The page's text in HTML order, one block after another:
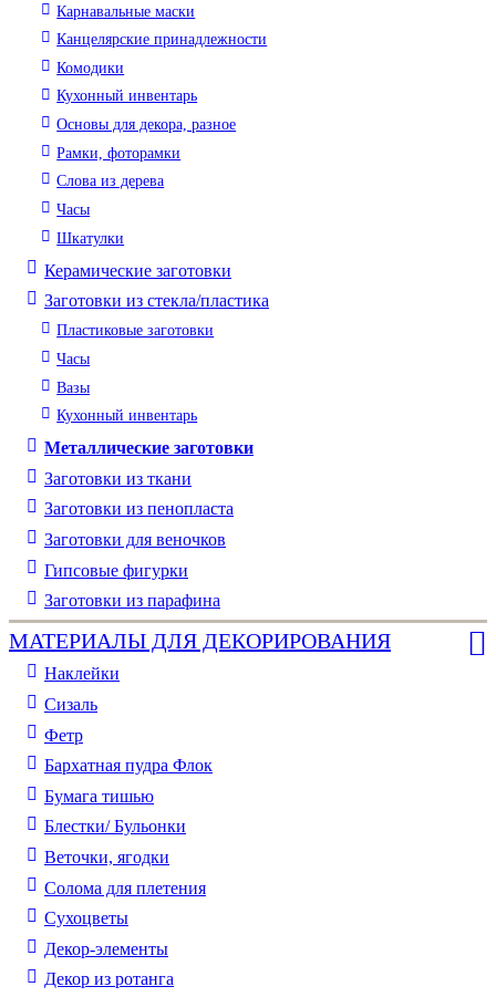
Карнавальные маски
Канцелярские принадлежности
Комодики
Кухонный инвентарь
Основы для декора, разное
Рамки, фоторамки
Слова из дерева
Часы
Шкатулки
Керамические заготовки
Заготовки из стекла/пластика
Пластиковые заготовки
Часы
Вазы
Кухонный инвентарь
Металлические заготовки
Заготовки из ткани
Заготовки из пенопласта
Заготовки для веночков
Гипсовые фигурки
Заготовки из парафина
МАТЕРИАЛЫ ДЛЯ ДЕКОРИРОВАНИЯ
Наклейки
Сизаль
Фетр
Бархатная пудра Флок
Бумага тишью
Блестки/ Бульонки
Веточки, ягодки
Солома для плетения
Cухоцветы
Декор-элементы
Декор из ротанга